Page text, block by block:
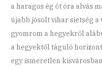
a haragos ég öt óra alvás
újabb jósolt vihar sietség a
gyomrom a hegyekről
a hegyektől táguló
egy ismeretlen